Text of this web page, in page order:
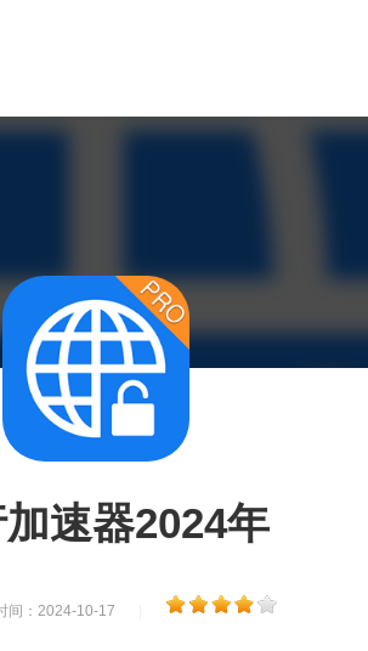
速器2024年
间：2024-10-17